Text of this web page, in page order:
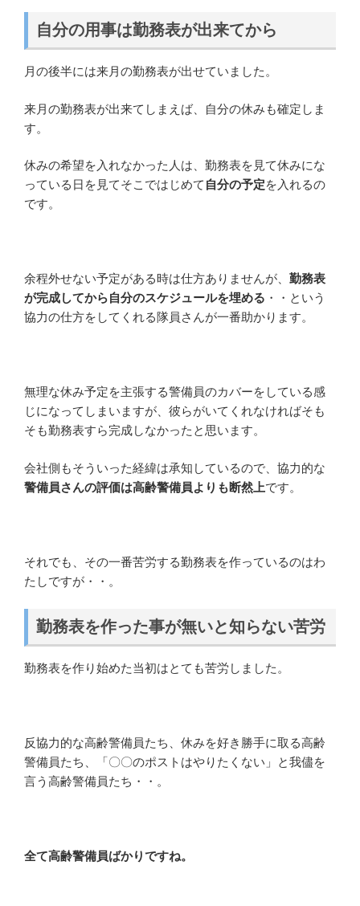
自分の用事は勤務表が出来てから
月の後半には来月の勤務表が出せていました。
来月の勤務表が出来てしまえば、自分の休みも確定しま
す。
休みの希望を入れなかった人は、勤務表を見て休みにな
っている日を見てそこではじめて 自分の予定を入れるの
です。
余程外せない予定がある時は仕方ありませんが、 勤務表
が完成してから自分のスケジュールを埋める ・・という
協力の仕方をしてくれる隊員さんが一番助かります。
無理な休み予定を主張する警備員のカバーをしている感
じになってしまいますが、彼らがいてくれなければそも
そも勤務表すら完成しなかったと思います。
会社側もそういった経緯は承知しているので、協力的な
警備員さんの評価は高齢警備員よりも断然上です。
それでも、その一番苦労する勤務表を作っているのはわ
たしですが・・。
勤務表を作った事が無いと知らない苦労
勤務表を作り始めた当初はとても苦労しました。
反協力的な高齢警備員たち、休みを好き勝手に取る高齢
警備員たち、「〇〇のポストはやりたくない」と我儘を
言う高齢警備員たち・・。
全て高齢警備員ばかりですね。